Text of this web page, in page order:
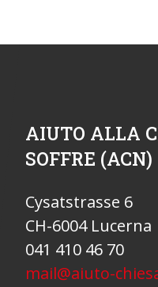
AIUTO ALLA
SOFFRE (ACN)
Cysatstrasse 6
CH-6004 Lucerna
041 410 46 70
mail@aiuto-